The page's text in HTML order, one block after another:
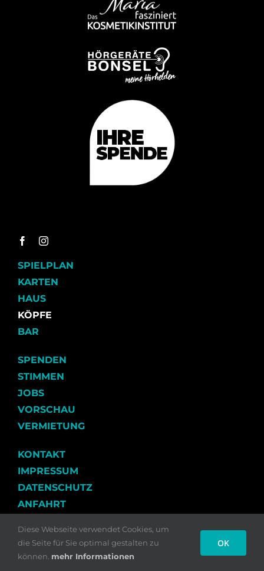
SPIELPLAN
KARTEN
HAUS
KÖPFE
BAR
SPENDEN
STIMMEN
JOBS
VORSCHAU
VERMIETUNG
KONTAKT
IMPRESSUM
DATENSCHUTZ
ANFAHRT
Diese Webseite verwendet Cookies, um
die Seite für Sie optimal gestalten zu
können. mehr Informationen
OK